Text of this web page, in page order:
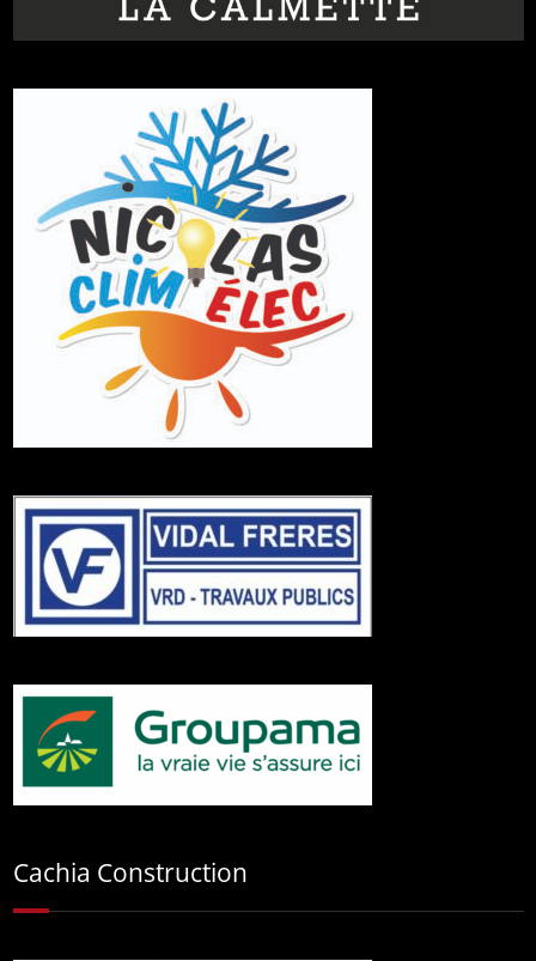
Cachia Construction